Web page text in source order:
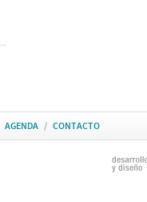
AGENDA / CONTACTO